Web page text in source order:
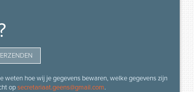
weten hoe wij je gegevens bewaren, welke gegevens zijn
opsecretariaat.geens@gmail.com.